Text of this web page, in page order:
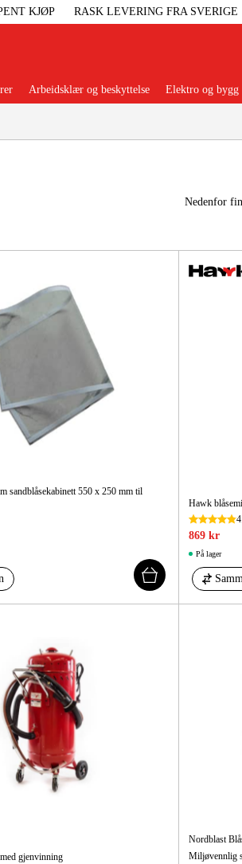
KJØP RASK LEVERING FRA SVERIGE
Arbeidsklær og beskyttelse Elektro og bygg
Nedenfor
sandblåsekabinett 550 x 250 mm til
Hawk
869 kr
På lager
gjenvinning
Nordblast
Miljøvennlig